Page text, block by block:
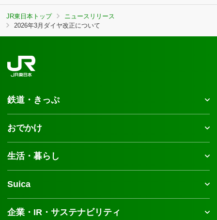
JR東日本トップ
ニュースリリース
2026年3月ダイヤ改正について
鉄道・きっぷ
おでかけ
生活・暮らし
Suica
企業・IR・サステナビリティ